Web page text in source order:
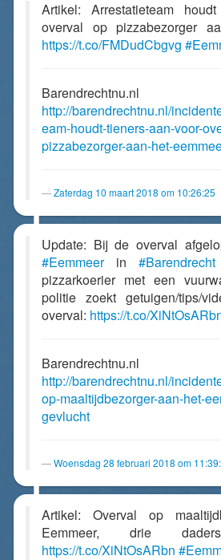
Artikel: Arrestatieteam
overval op pizzabezorger
https://t.co/FMDudCbgvg
Barendrechtnu.nl
http://barendrechtnu.nl/
eam-houdt-tieners-aan-voor-
pizzabezorger-aan-het-
Zaterdag 10 maart 2018 om 10:26:25
Update: Bij de overval
#Eemmeerin #Barendrecht
pizzarkoerier met een
politie zoekt getuigen/tips/
overval: https://t.co/
Barendrechtnu.nl
http://barendrechtnu.nl/
op-maaltijdbezorger-aan-het-
gevlucht
Woensdag 28 februari 2018 om
Artikel: Overval op
Eemmeer, drie
https://t.co/XiNtOsARbn